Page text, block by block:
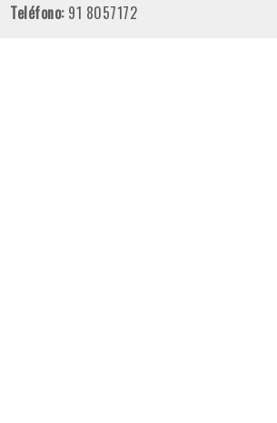
Teléfono: 91 8057172